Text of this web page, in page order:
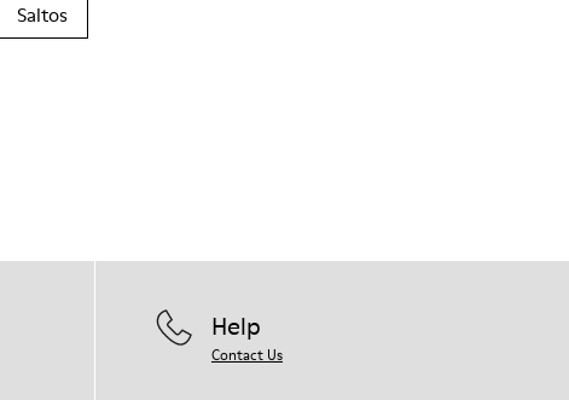
Saltos
Help
Contact Us